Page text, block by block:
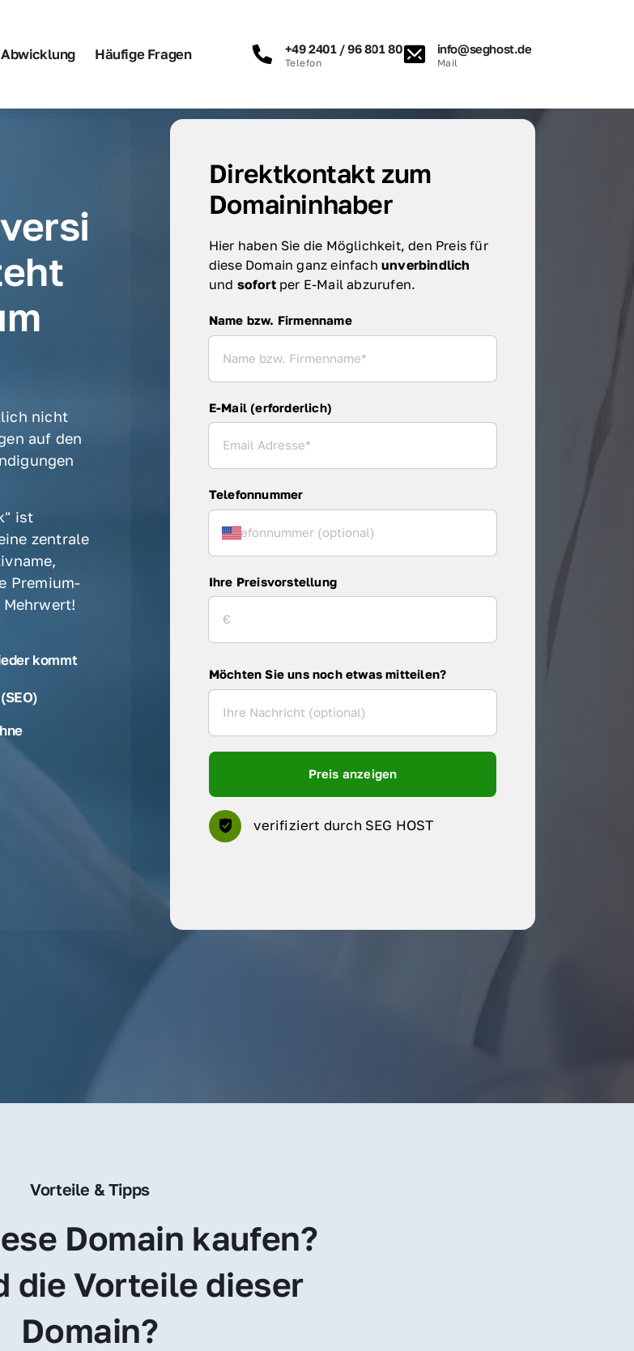
Abwicklung Häufige Fragen +49 2401 / 96 801 80
Telefon
info@seghost.de
Mail
nicht
auf den
ist
zentrale
Premium-
kommt
Direktkontakt zum
Domaininhaber
Hier haben Sie die Möglichkeit, den Preis für
diese Domain ganz einfach
und sofort per E-Mail abzurufen.
Name bzw. Firmenname
Name bzw. Firmenname
E-Mail (erforderlich)
Telefonnummer
Ihre Preisvorstellung
Möchten Sie uns noch etwas mitteilen?
Preis anzeigen
verifiziert durch SEG HOST
Vorteile & Tipps
Domain kaufen?
die Vorteile dieser
Domain?